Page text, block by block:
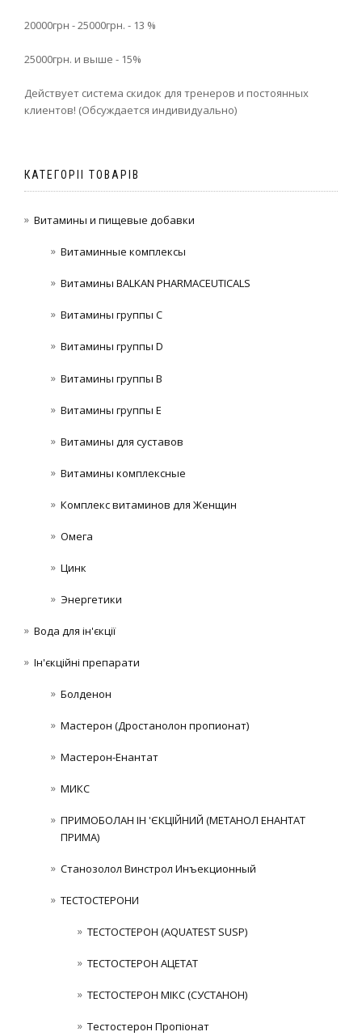
20000грн - 25000грн. - 13 %
25000грн. и выше - 15%
Действует система скидок для тренеров и постоянных
клиентов! (Обсуждается индивидуально)
КАТЕГОРІІ ТОВАРІВ
Витамины и пищевые добавки
Витаминные комплексы
Витамины BALKAN PHARMACEUTICALS
Витамины группы C
Витамины группы D
Витамины группы В
Витамины группы Е
Витамины для суставов
Витамины комплексные
Комплекс витаминов для Женщин
Омега
Цинк
Энергетики
Вода для ін'єкції
Ін'єкційні препарати
Болденон
Мастерон (Дростанолон пропионат)
Мастерон-Енантат
МИКС
ПРИМОБОЛАН ІН 'ЄКЦІЙНИЙ (МЕТАНОЛ ЕНАНТАТ
ПРИМА)
Станозолол Винстрол Инъекционный
ТЕСТОСТЕРОНИ
ТЕСТОСТЕРОН (AQUATEST SUSP)
ТЕСТОСТЕРОН АЦЕТАТ
ТЕСТОСТЕРОН МІКС (СУСТАНОН)
Тестостерон Пропіонат